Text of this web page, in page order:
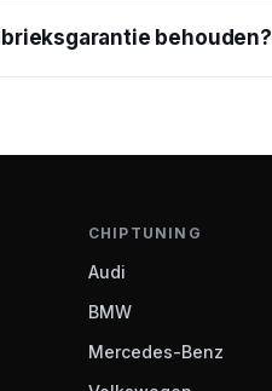
behouden?
CHIPTUNING
Audi
BMW
Mercedes-Benz